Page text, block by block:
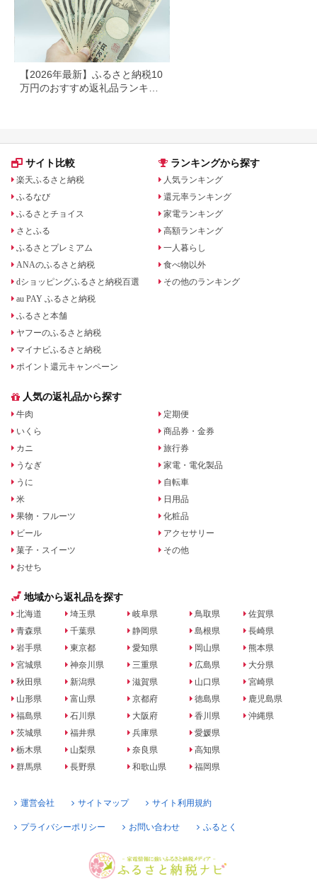
【2026年最新】ふるさと納税10
万円のおすすめ返礼品ランキン
サイト比較
楽天ふるさと納税
ふるなび
ふるさとチョイス
さとふる
ふるさとプレミアム
ANAのふるさと納税
dショッピングふるさと納税百選
au PAY ふるさと納税
ふるさと本舗
ヤフーのふるさと納税
マイナビふるさと納税
ポイント還元キャンペーン
ランキングから探す
人気ランキング
還元率ランキング
家電ランキング
高額ランキング
一人暮らし
食べ物以外
その他のランキング
人気の返礼品から探す
牛肉
いくら
カニ
うなぎ
うに
米
果物・フルーツ
ビール
菓子・スイーツ
おせち
定期便
商品券・金券
旅行券
家電・電化製品
自転車
日用品
化粧品
アクセサリー
その他
地域から返礼品を探す
北海道
青森県
岩手県
宮城県
秋田県
山形県
福島県
茨城県
栃木県
群馬県
埼玉県
千葉県
東京都
神奈川県
新潟県
富山県
石川県
福井県
山梨県
長野県
岐阜県
静岡県
愛知県
三重県
滋賀県
京都府
大阪府
兵庫県
奈良県
和歌山県
鳥取県
島根県
岡山県
広島県
山口県
徳島県
香川県
愛媛県
高知県
福岡県
佐賀県
長崎県
熊本県
大分県
宮崎県
鹿児島県
沖縄県
運営会社 サイトマップ サイト利用規約
プライバシーポリシー お問い合わせ ふるとく